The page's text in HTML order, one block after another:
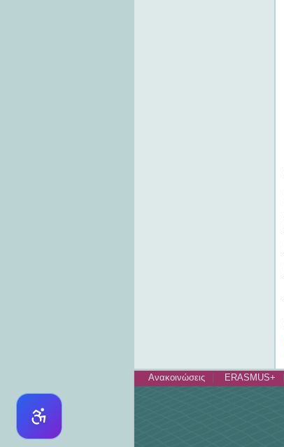
Ανακοινώσεις ERASMUS+